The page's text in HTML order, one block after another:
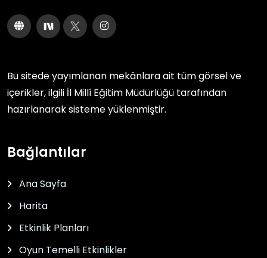
Bu sitede yayımlanan mekânlara ait tüm görsel ve
içerikler, ilgili İl Millî Eğitim Müdürlüğü tarafından
hazırlanarak sisteme yüklenmiştir.
Bağlantılar
Ana Sayfa
Harita
Etkinlik Planları
Oyun Temelli Etkinlikler